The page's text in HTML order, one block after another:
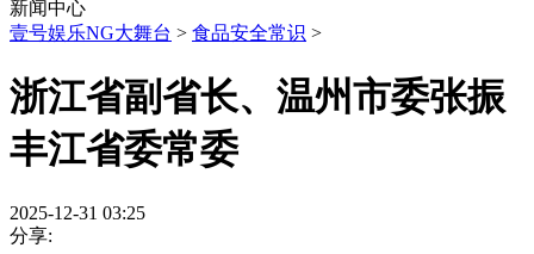
新闻中心
壹号娱乐NG大舞台 > 食品安全常识 >
浙江省副省长、温州市委张振
丰江省委常委
2025-12-31 03:25
分享: